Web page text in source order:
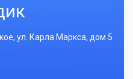
ул. Карла Маркса, дом 5